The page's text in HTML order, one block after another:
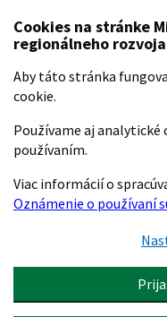
Preskočiť na hlavný obsah
Cookies na stránke
regionálneho
Aby táto stránka
cookie.
Používame aj analytické
používaním.
Viac informácií o
Oznámenie o používaní